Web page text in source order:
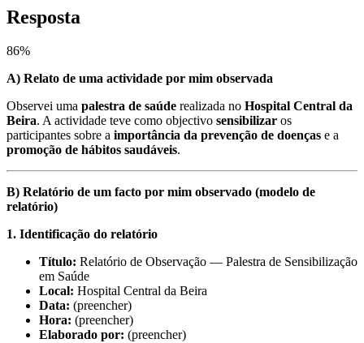
Resposta
86%
A) Relato de uma actividade por mim observada
Observei uma palestra de saúde realizada no Hospital Central da
Beira. A actividade teve como objectivo sensibilizar os
participantes sobre a importância da prevenção de doenças e a
promoção de hábitos saudáveis.
B) Relatório de um facto por mim observado (modelo de
relatório)
1. Identificação do relatório
Título: Relatório de Observação — Palestra de Sensibilização
em Saúde
Local: Hospital Central da Beira
Data: (preencher)
Hora: (preencher)
Elaborado por: (preencher)